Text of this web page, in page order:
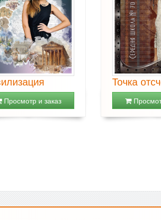
Просмотр и заказ
Точка